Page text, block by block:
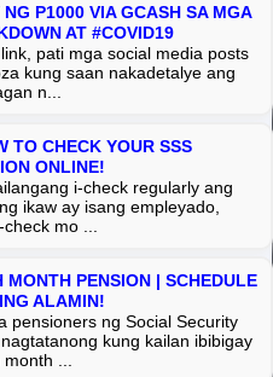
P1000 VIA GCASH SA MGA
AT #COVID19
pati mga social media posts
kung saan nakadetalye ang
n...
TO CHECK YOUR SSS
ONLINE!
i-check regularly ang
ikaw ay isang empleyado,
mo ...
PENSION | SCHEDULE
ALAMIN!
pensioners ng Social Security
kung kailan ibibigay
...